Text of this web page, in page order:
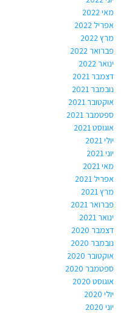
מאי 2022
אפריל 2022
מרץ 2022
פברואר 2022
ינואר 2022
דצמבר 2021
נובמבר 2021
אוקטובר 2021
ספטמבר 2021
אוגוסט 2021
יולי 2021
יוני 2021
מאי 2021
אפריל 2021
מרץ 2021
פברואר 2021
ינואר 2021
דצמבר 2020
נובמבר 2020
אוקטובר 2020
ספטמבר 2020
אוגוסט 2020
יולי 2020
יוני 2020